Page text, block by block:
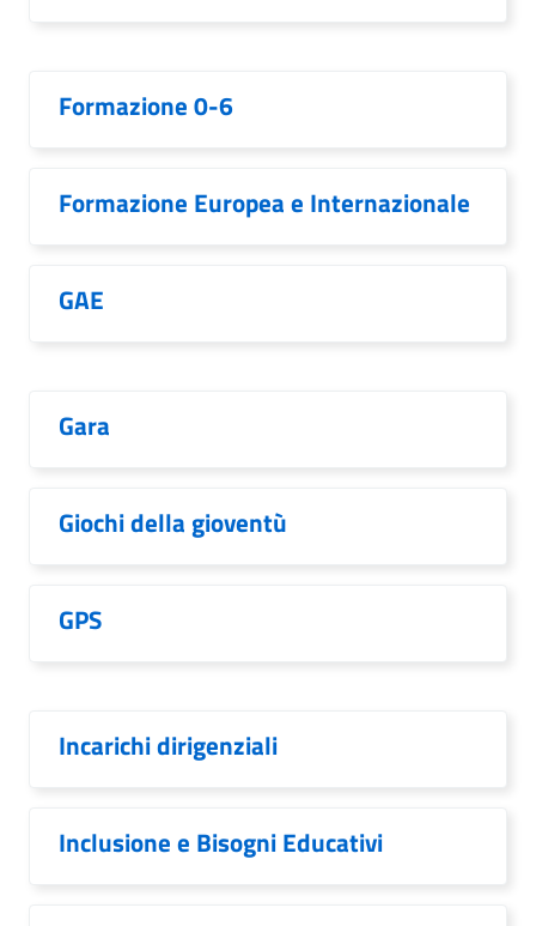
Formazione 0-6
Formazione Europea e Internazionale
GAE
Gara
Giochi della gioventù
GPS
Incarichi dirigenziali
Inclusione e Bisogni Educativi